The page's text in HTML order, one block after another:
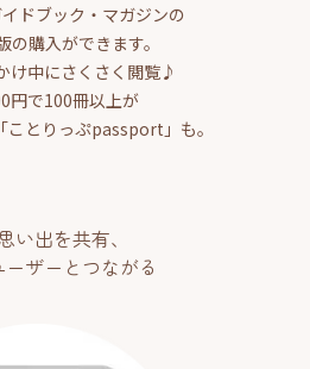
ドブック・マガジンの
の購入ができます。
け中にさくさく閲覧♪
円で100冊以上が
ことりっぷpassport」も。
い出を共有、
ザーとつながる